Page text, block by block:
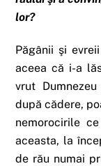
lor?
Păgânii şi
aceea că i-a
vrut
după cădere,
nemorocirile
aceasta, la
de rău numai